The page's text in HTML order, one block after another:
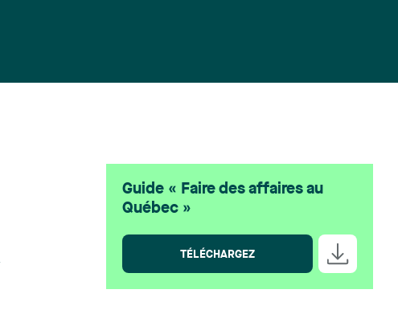
Guide « Faire des affaires au
Québec »
TÉLÉCHARGEZ